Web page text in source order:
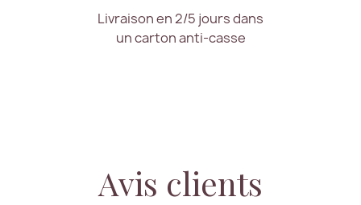
Livraison en 2/5 jours dans
un carton anti-casse
Avis clients